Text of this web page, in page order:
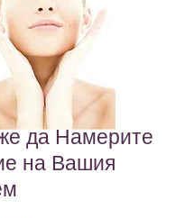
да Намерите
на Вашия